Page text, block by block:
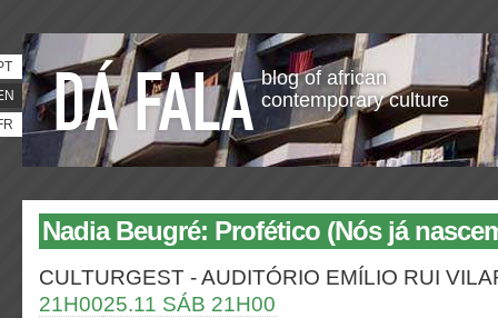
blog of african
contemporary culture
Nadia Beugré: Profético (Nós já
CULTURGEST - AUDITÓRIO EMÍLIO RUI
21H0025.11 SÁB 21H00